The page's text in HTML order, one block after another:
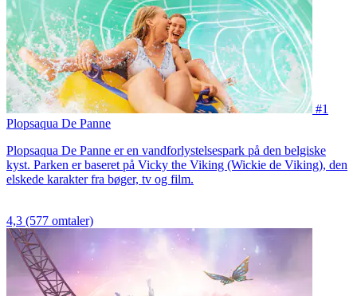
#1
Plopsaqua De Panne
Plopsaqua De Panne er en vandforlystelsespark på den belgiske
kyst. Parken er baseret på Vicky the Viking (Wickie de Viking), den
elskede karakter fra bøger, tv og film.
4,3 (577 omtaler)